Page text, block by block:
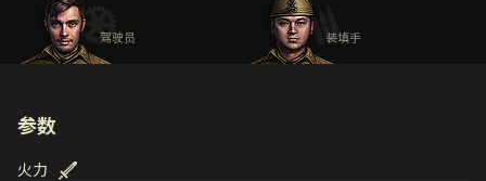
驾驶员 装填手
参数
火力